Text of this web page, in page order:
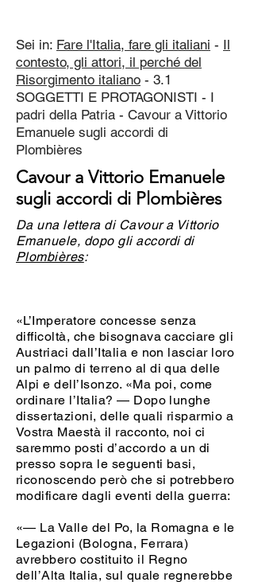
Sei in: Fare l'Italia, fare gli italiani - Il
contesto, gli attori, il perché del
Risorgimento italiano - 3.1
SOGGETTI E PROTAGONISTI - I
padri della Patria - Cavour a Vittorio
Emanuele sugli accordi di
Plombières
Cavour a Vittorio Emanuele
sugli accordi di Plombières
Da una lettera di Cavour a Vittorio
Emanuele, dopo gli accordi di
Plombières:
«L’Imperatore concesse senza
difficoltà, che bisognava cacciare gli
Austriaci dall’Italia e non lasciar loro
un palmo di terreno al di qua delle
Alpi e dell’Isonzo. «Ma poi, come
ordinare l’Italia? — Dopo lunghe
dissertazioni, delle quali risparmio a
Vostra Maestà il racconto, noi ci
saremmo posti d’accordo a un di
presso sopra le seguenti basi,
riconoscendo però che si potrebbero
modificare dagli eventi della guerra:
«— La Valle del Po, la Romagna e le
Legazioni (Bologna, Ferrara)
avrebbero costituito il Regno
dell’Alta Italia, sul quale regnerebbe